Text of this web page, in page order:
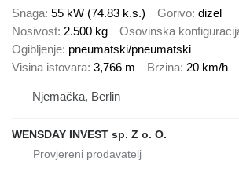
Snaga 55 kW (74.83 k.s.) Gorivo dizel
Nosivost 2.500 kg Osovinska
Ogibljenje pneumatski/pneumatski
Visina istovara 3,766 m Brzina 20 km/h
Njemačka, Berlin
WENSDAY INVEST sp. Z o. O.